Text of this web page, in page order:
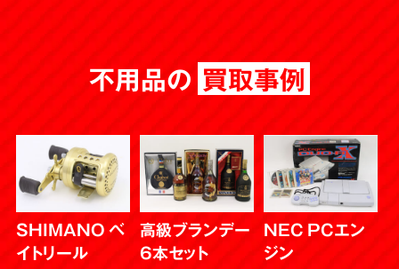
不用品の 買取事例
SHIMANO ベ
イトリール
高級ブランデー
6本セット
NEC PCエン
ジン